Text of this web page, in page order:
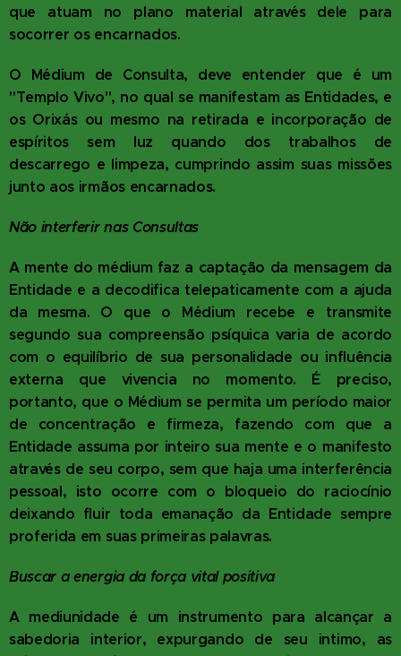
que atuam no plano material através dele para
socorrer os encarnados.
O Médium de Consulta, deve entender que é um
"Templo Vivo", no qual se manifestam as Entidades, e
os Orixás ou mesmo na retirada e incorporação de
espíritos sem luz quando dos trabalhos de
descarrego e limpeza, cumprindo assim suas missões
junto aos irmãos encarnados.
Não interferir nas Consultas
A mente do médium faz a captação da mensagem da
Entidade e a decodifica telepaticamente com a ajuda
da mesma. O que o Médium recebe e transmite
segundo sua compreensão psíquica varia de acordo
com o equilíbrio de sua personalidade ou influência
externa que vivencia no momento. É preciso,
portanto, que o Médium se permita um período maior
de concentração e firmeza, fazendo com que a
Entidade assuma por inteiro sua mente e o manifesto
através de seu corpo, sem que haja uma interferência
pessoal, isto ocorre com o bloqueio do raciocínio
deixando fluir toda emanação da Entidade sempre
proferida em suas primeiras palavras.
Buscar a energia da força vital positiva
A mediunidade é um instrumento para alcançar a
sabedoria interior, expurgando de seu intimo, as